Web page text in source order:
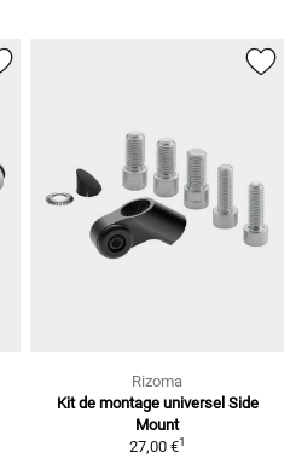
Rizoma
Kit de montage universel Side
Mount
27,00 €1